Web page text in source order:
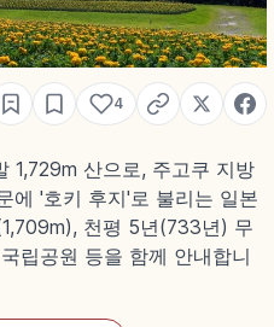
4
1,729m 산으로, 주고쿠 지방
에 '호키 후지'로 불리는 일본
천평 5년(733년) 무
립공원 등을 함께 안내합니